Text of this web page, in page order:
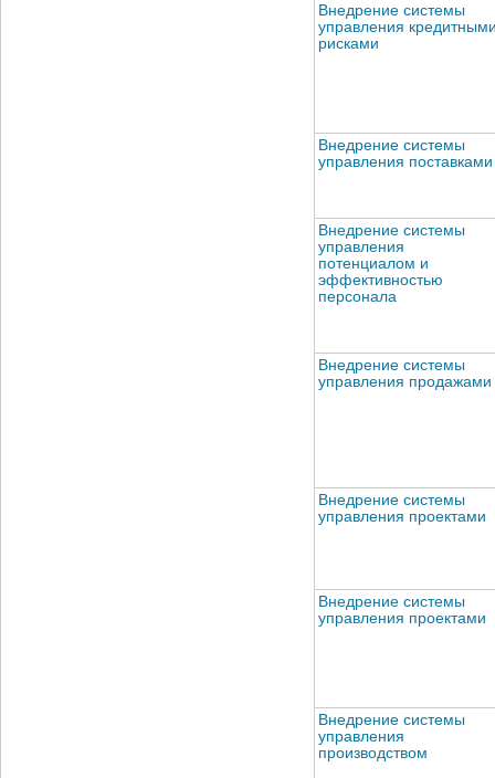
Внедрение системы
управления
рисками
Внедрение системы
управления поставками
Внедрение системы
управления
потенциалом и
эффективностью
персонала
Внедрение системы
управления продажами
Внедрение системы
управления проектами
Внедрение системы
управления проектами
Внедрение системы
управления
производством